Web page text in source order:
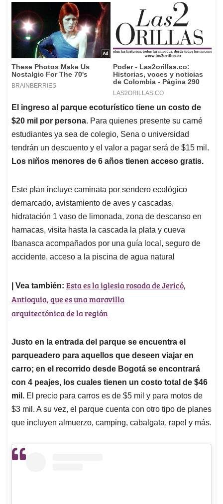
El ingreso al parque ecoturístico tiene un costo de
$20 mil por persona. Para quienes presente su carné
estudiantes ya sea de colegio, Sena o universidad
tendrán un descuento y el valor a pagar será de $15 mil.
Los niños menores de 6 años tienen acceso gratis.
Este plan incluye caminata por sendero ecológico
demarcado, avistamiento de aves y cascadas,
hidratación 1 vaso de limonada, zona de descanso en
hamacas, visita hasta la cascada la plata y cueva
Ibanasca acompañados por una guía local, seguro de
accidente, acceso a la piscina de agua natural
| Vea también: Esta es la iglesia rosada de Jericó,
Antioquia, que es una maravilla
arquitectónica de la región
Justo en la entrada del parque se encuentra el
parqueadero para aquellos que deseen viajar en
carro; en el recorrido desde Bogotá se encontrará
con 4 peajes, los cuales tienen un costo total de $46
mil. El precio para carros es de $5 mil y para motos de
$3 mil. A su vez, el parque cuenta con otro tipo de planes
que incluyen almuerzo, camping, cabalgata, rapel y más.